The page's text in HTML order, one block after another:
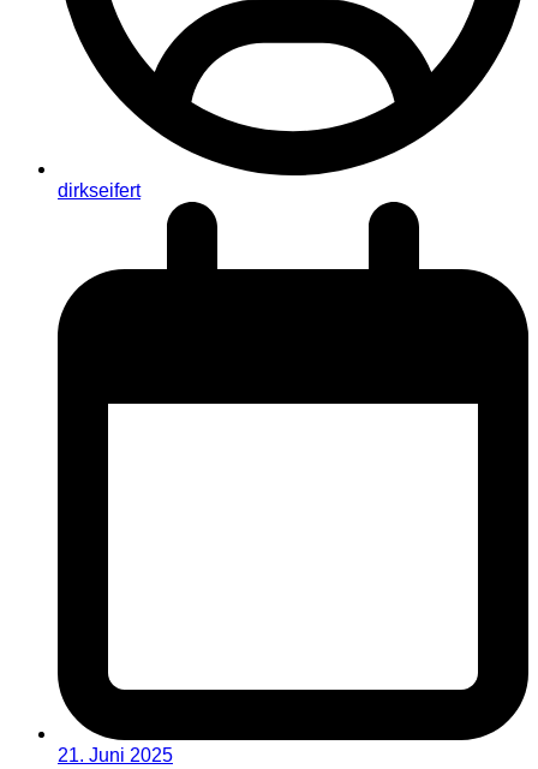
dirkseifert
21. Juni 2025